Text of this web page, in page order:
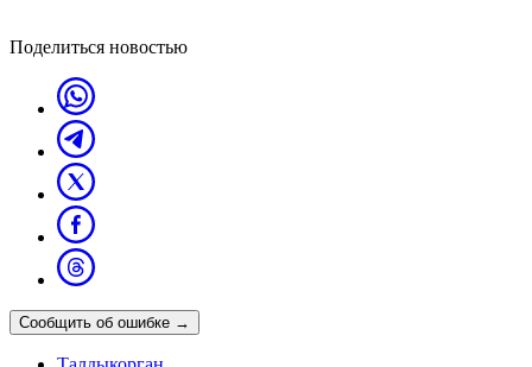
Поделиться новостью
Сообщить об ошибке →